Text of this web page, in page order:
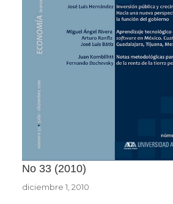
No 33 2010
diciembre 1, 2010